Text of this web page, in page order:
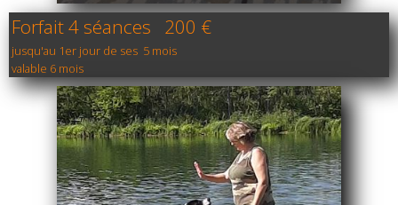
Forfait 4 séances 200 €
jusqu'au 1er jour de ses 5 mois
valable 6 mois